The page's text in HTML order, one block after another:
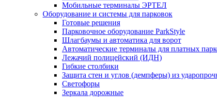
Мобильные терминалы ЭРТЕЛ
Оборудование и системы для парковок
Готовые решения
Парковочное оборудование ParkStyle
Шлагбаумы и автоматика для ворот
Автоматические терминалы для платных
Лежачий полицейский (ИДН)
Гибкие столбики
Защита стен и углов (демпферы) из
Светофоры
Зеркала дорожные